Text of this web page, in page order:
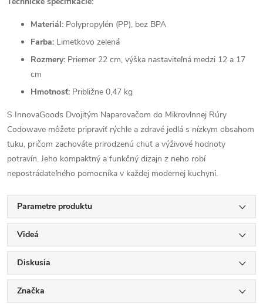
Materiál: Polypropylén (PP), bez BPA
Farba: Limetkovo zelená
Rozmery: Priemer 22 cm, výška nastaviteľná medzi 12 a 17
cm
Hmotnosť: Približne 0,47 kg
S InnovaGoods Dvojitým Naparovačom do Mikrovlnnej Rúry
Codowave môžete pripraviť rýchle a zdravé jedlá s nízkym obsahom
tuku, pričom zachováte prirodzenú chuť a výživové hodnoty
potravín. Jeho kompaktný a funkčný dizajn z neho robí
nepostrádateľného pomocníka v každej modernej kuchyni.
Parametre produktu
Videá
Diskusia
Značka